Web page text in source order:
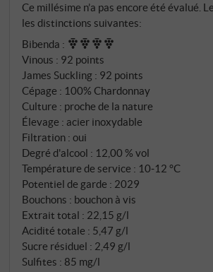
onctuosité subtile, une acidité vive
agréablement sèche. Pas de bois,
mais un chardonnay qui mise sur la
l'élégance et qui sort ainsi
format international rencontre
SUPERIORE.DE
Ce millésime n’a pas encore été évalué.
les distinctions suivantes:
Bibenda :
Vinous : 92 points
James Suckling : 92 points
Cépage : 100% Chardonnay
Culture : proche de la nature
Élevage : acier inoxydable
Filtration : oui
Degré d'alcool : 12,00 % vol
Température de service : 10‑12 °C
Potentiel de garde : 2029
Bouchons : bouchon à vis
Extrait total : 22,15 g/l
Acidité totale : 5,47 g/l
Sucre résiduel : 2,49 g/l
Sulfites : 85 mg/l